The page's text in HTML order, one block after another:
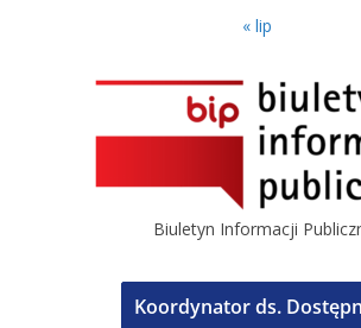
« lip
Biuletyn Informacji
Koordynator ds.